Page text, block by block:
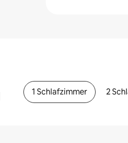
1 Schlafzimmer 2